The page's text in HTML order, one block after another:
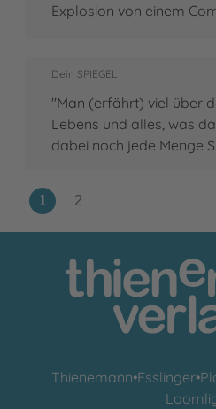
Explosion von einem
Dein SPIEGEL
"Man (erfährt) viel über
Lebens und alles, was
dabei noch jede Menge
Thienemann•Esslinger•